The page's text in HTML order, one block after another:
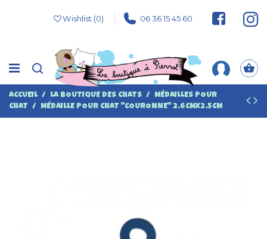
Wishlist (0) 06 36 15 45 60
ACCUEIL LA BOUTIQUE DES CHATS
MÉDAILLES POUR
CHAT
MÉDAILLE POUR CHAT "COURONNE" 2,6CMX2,5CM